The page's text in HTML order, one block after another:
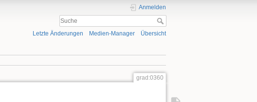
Anmelden
Letzte Änderungen Medien-Manager Übersicht
grad:0360